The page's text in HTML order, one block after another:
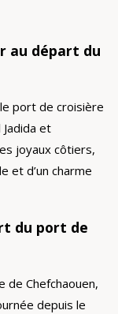
au départ du
port de croisière
et
joyaux côtiers,
et d’un charme
du port de
de Chefchaouen,
depuis le